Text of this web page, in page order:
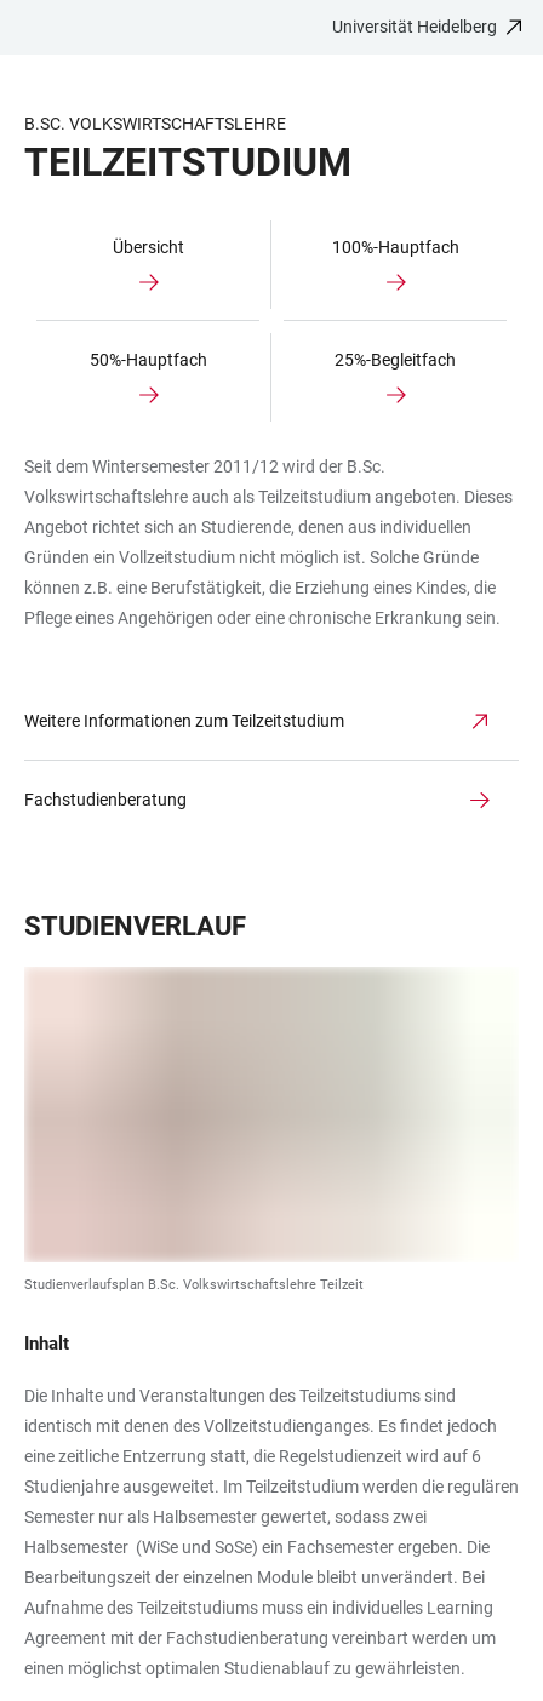
BARRIEREFREIHEIT
Universität Heidelberg
B.SC. VOLKSWIRTSCHAFTSLEHRE
TEILZEITSTUDIUM
Übersicht 100%-Hauptfach
50%-Hauptfach 25%-Begleitfach
Seit dem Wintersemester 2011/12 wird der B.Sc.
Volkswirtschaftslehre auch als Teilzeitstudium angeboten. Dieses
Angebot richtet sich an Studierende, denen aus individuellen
Gründen ein Vollzeitstudium nicht möglich ist. Solche Gründe
können z.B. eine Berufstätigkeit, die Erziehung eines Kindes, die
Pflege eines Angehörigen oder eine chronische Erkrankung sein.
Weitere Informationen zum Teilzeitstudium
Fachstudienberatung
STUDIENVERLAUF
Studienverlaufsplan B.Sc. Volkswirtschaftslehre Teilzeit
Inhalt
Die Inhalte und Veranstaltungen des Teilzeitstudiums sind
identisch mit denen des Vollzeitstudienganges. Es findet jedoch
eine zeitliche Entzerrung statt, die Regelstudienzeit wird auf 6
Studienjahre ausgeweitet. Im Teilzeitstudium werden die regulären
Semester nur als Halbsemester gewertet, sodass zwei
Halbsemester (WiSe und SoSe) ein Fachsemester ergeben. Die
Bearbeitungszeit der einzelnen Module bleibt unverändert. Bei
Aufnahme des Teilzeitstudiums muss ein individuelles Learning
Agreement mit der Fachstudienberatung vereinbart werden um
einen möglichst optimalen Studienablauf zu gewährleisten.